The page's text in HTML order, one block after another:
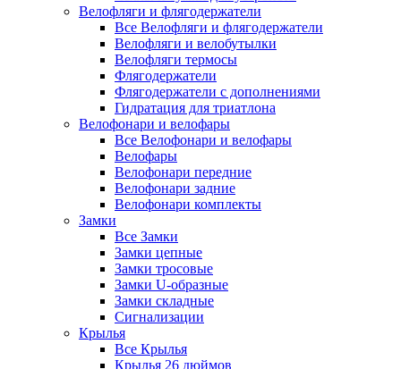
Велофляги и флягодержатели
Все Велофляги и флягодержатели
Велофляги и велобутылки
Велофляги термосы
Флягодержатели
Флягодержатели с дополнениями
Гидратация для триатлона
Велофонари и велофары
Все Велофонари и велофары
Велофары
Велофонари передние
Велофонари задние
Велофонари комплекты
Замки
Все Замки
Замки цепные
Замки тросовые
Замки U-образные
Замки складные
Сигнализации
Крылья
Все Крылья
Крылья 26 дюймов